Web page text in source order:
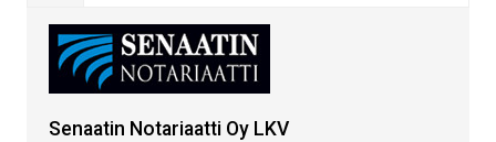
Senaatin Notariaatti Oy LKV